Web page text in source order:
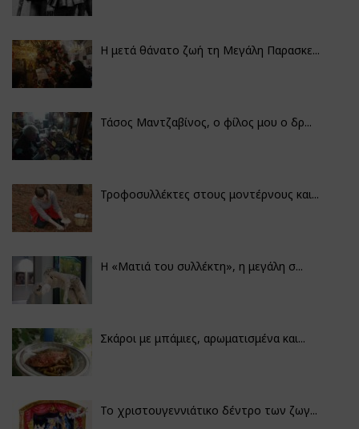
Η μετά θάνατο ζωή τη Μεγάλη Παρασκε...
Τάσος Μαντζαβίνος, ο φίλος μου ο δρ...
Τροφοσυλλέκτες στους μοντέρνους και...
H «Ματιά του συλλέκτη», η μεγάλη σ...
Σκάροι με μπάμιες, αρωματισμένα και...
Το χριστουγεννιάτικο δέντρο των ζωγ...